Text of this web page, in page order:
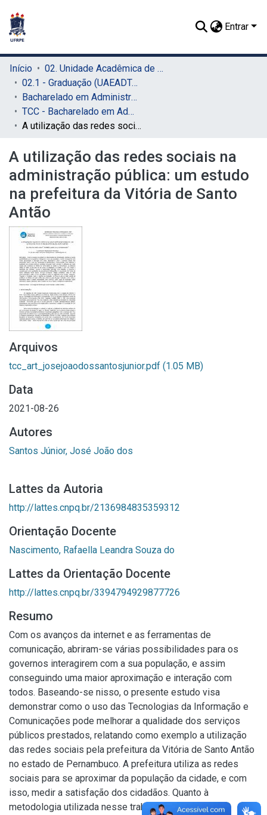
Entrar
Início
02. Unidade Acadêmica de Educação a Distância e Tecnologia (UAEADTec)
02.1 - Graduação (UAEADTec)
Bacharelado em Administração Pública (UAEADTec)
TCC - Bacharelado em Administração Pública (UAEADTec)
A utilização das redes sociais na administração pública: um estudo na prefeitura da Vitória de Santo Antão
A utilização das redes sociais na
administração pública: um estudo
na prefeitura da Vitória de Santo
Antão
Arquivos
tcc_art_josejoaodossantosjunior.pdf (1.05 MB)
Data
2021-08-26
Autores
Santos Júnior, José João dos
Lattes da Autoria
http://lattes.cnpq.br/2136984835359312
Orientação Docente
Nascimento, Rafaella Leandra Souza do
Lattes da Orientação Docente
http://lattes.cnpq.br/3394794929877726
Resumo
Com os avanços da internet e as ferramentas de
comunicação, abriram-se várias possibilidades para os
governos interagirem com a sua população, e assim
conseguindo uma maior aproximação e interação com
todos. Baseando-se nisso, o presente estudo visa
demonstrar como o uso das Tecnologias da Informação e
Comunicações pode melhorar a qualidade dos serviços
públicos prestados, relatando como exemplo a utilização
das redes sociais pela prefeitura da Vitória de Santo Antão
no estado de Pernambuco. A prefeitura utiliza as redes
sociais para se aproximar da população da cidade, e com
isso, medir a satisfação dos cidadãos. Quanto à
metodologia utilizada nesse trabalho, a pesquisa é